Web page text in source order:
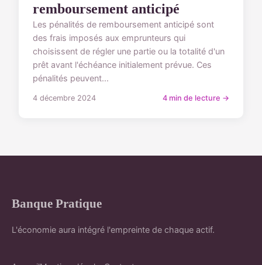
remboursement anticipé
Les pénalités de remboursement anticipé sont
des frais imposés aux emprunteurs qui
choisissent de régler une partie ou la totalité d'un
prêt avant l'échéance initialement prévue. Ces
pénalités peuvent...
4 décembre 2024 4 min de lecture →
Banque Pratique
L'économie aura intégré l'empreinte de chaque actif.